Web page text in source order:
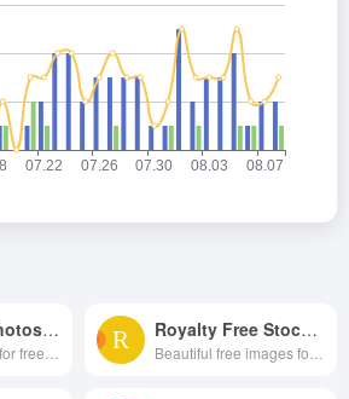
Free Stock Photos and Images Royalty Free Stock Photos